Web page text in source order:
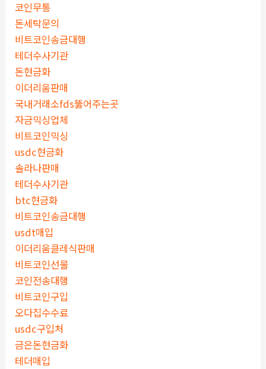
코인무통
돈세탁문의
비트코인송금대행
테더수사기관
돈현금화
이더리움판매
국내거래소fds뚫어주는곳
자금믹싱업체
비트코인믹싱
usdc현금화
솔라나판매
테더수사기관
btc현금화
비트코인송금대행
usdt매입
이더리움클레식판매
비트코인선물
코인전송대행
비트코인구입
오다집수수료
usdc구입처
금은돈현금화
테더매입